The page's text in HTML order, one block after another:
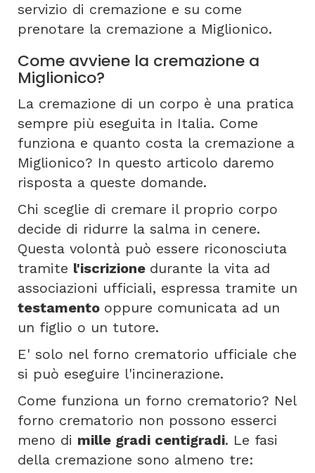
servizio di cremazione e su come
prenotare la cremazione a Miglionico.
Come avviene la cremazione a
Miglionico?
La cremazione di un corpo è una pratica
sempre più eseguita in Italia. Come
funziona e quanto costa la cremazione a
Miglionico? In questo articolo daremo
risposta a queste domande.
Chi sceglie di cremare il proprio corpo
decide di ridurre la salma in cenere.
Questa volontà può essere riconosciuta
tramite l'iscrizione durante la vita ad
associazioni ufficiali, espressa tramite un
testamento oppure comunicata ad un
un figlio o un tutore.
E' solo nel forno crematorio ufficiale che
si può eseguire l'incinerazione.
Come funziona un forno crematorio? Nel
forno crematorio non possono esserci
meno di mille gradi centigradi. Le fasi
della cremazione sono almeno tre: